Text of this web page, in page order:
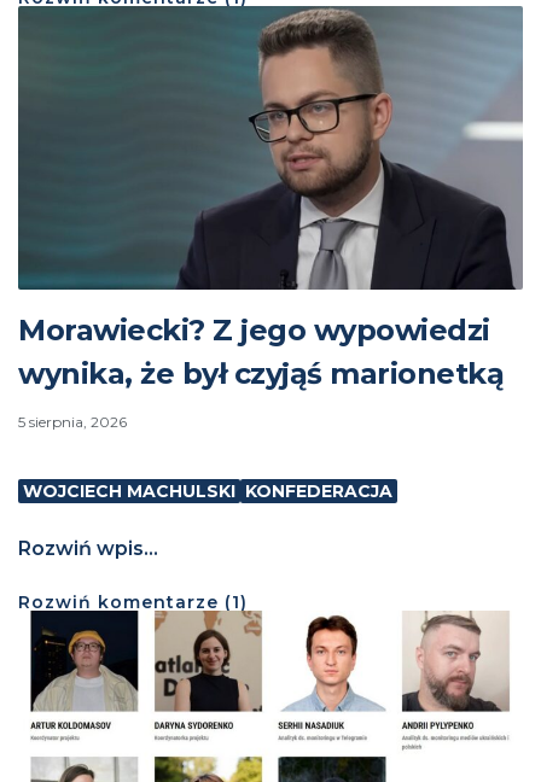
Morawiecki? Z jego wypowiedzi
wynika, że był czyjąś marionetką
5 sierpnia, 2026
WOJCIECH MACHULSKI KONFEDERACJA
Rozwiń wpis...
Rozwiń komentarze (1)